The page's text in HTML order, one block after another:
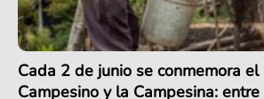
Cada 2 de junio se conmemora
Campesino y la Campesina: